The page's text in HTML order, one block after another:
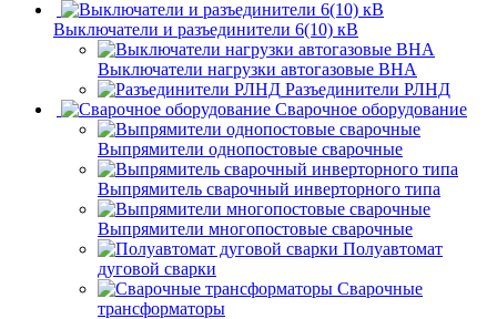
Выключатели и разъединители 6(10) кВ
Выключатели нагрузки автогазовые ВНА
Разъединители РЛНД
Сварочное оборудование
Выпрямители однопостовые сварочные
Выпрямитель сварочный инверторного типа
Выпрямители многопостовые сварочные
Полуавтомат
дуговой сварки
Сварочные
трансформаторы